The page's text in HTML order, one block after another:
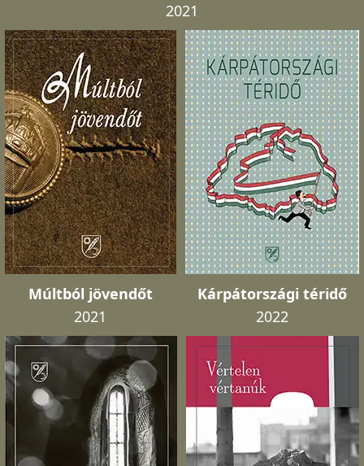
2021
Múltból jövendőt
2021
Kárpátországi téridő
2022